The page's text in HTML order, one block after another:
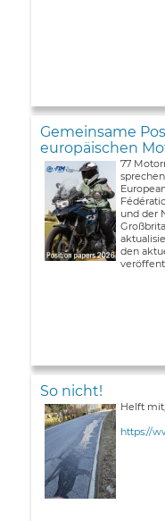
Gemeinsame
europäischen
77
und der
den
So nicht!
Helft
https://